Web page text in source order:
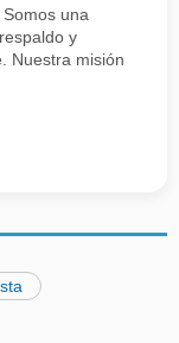
una
y
Nuestra misión